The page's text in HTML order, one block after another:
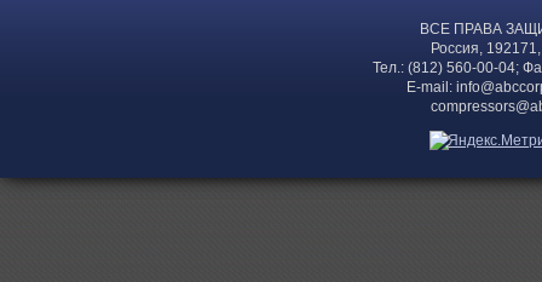
ВСЕ ПРАВА
Россия,
Тел.: (812) 560-00-04;
E-mail: